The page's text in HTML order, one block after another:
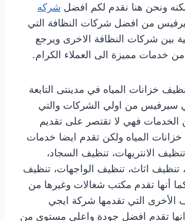
ونحن هنا نقدم لكم افضل شركه
من افضل شركات النظافة التي
بين شركات النظافة الاخرى ويرجع
خدمات مميزة الى العملاء الكرام.
خزانات المياه في مدينتى التابعة
سيرفيس من اولي الشركات والتي
الخدمات فهي لا تقتصر على تقديم
المياه ولكن تقدم ايضا خدمات
الانتريهات، تنظيف السجاد،
تنظيف اثاث، تنظيف الواجهات، تنظيف
أنها تقدم مكتب شغالات وغيرها من
الأخرى التي تقدمها شركة ايجي
تقدم افضل جودة واعلى مستوى من